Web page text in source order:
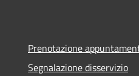
Prenotazione
Segnalazione disservizio